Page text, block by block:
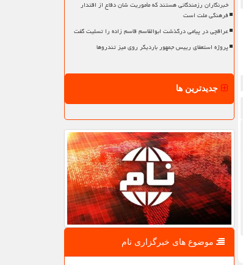
خبرنگاران رزمندگانی هستند که مأموریت شان دفاع از اقتدار
فرهنگی ملت است
عراقچی در پیامی درگذشت ابوالقاسم قاسم زاده را تسلیت گفت
پروژه استعفای رییس جمهور باردیگر روی میز تندروها
جدیدترین ها
موضوع های خبرگزاری نام